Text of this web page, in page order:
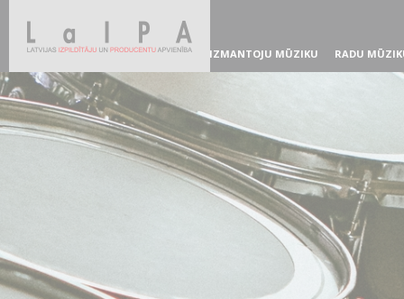
IZMANTOJU MŪZIKU RADU